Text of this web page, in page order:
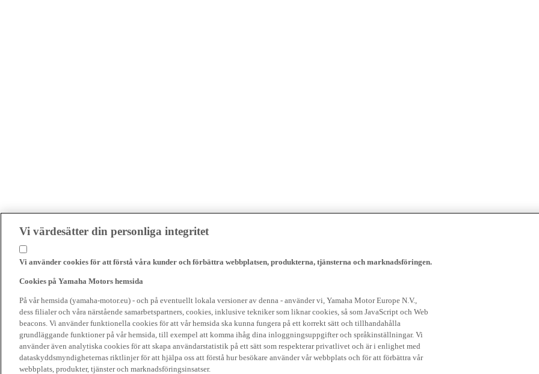
Vi värdesätter din personliga integritet
Vi använder cookies för att förstå våra kunder och förbättra webbplatsen, produkterna, tjänsterna och marknadsföringen.
Cookies på Yamaha Motors hemsida
På vår hemsida (yamaha-motor.eu) - och på eventuellt lokala versioner av denna - använder vi, Yamaha Motor Europe N.V.,
dess filialer och våra närstående samarbetspartners, cookies, inklusive tekniker som liknar cookies, så som JavaScript och Web
beacons. Vi använder funktionella cookies för att vår hemsida ska kunna fungera på ett korrekt sätt och tillhandahålla
grundläggande funktioner på vår hemsida, till exempel att komma ihåg dina inloggningsuppgifter och språkinställningar. Vi
använder även analytiska cookies för att skapa användarstatistik på ett sätt som respekterar privatlivet och är i enlighet med
dataskyddsmyndigheternas riktlinjer för att hjälpa oss att förstå hur besökare använder vår webbplats och för att förbättra vår
webbplats, produkter, tjänster och marknadsföringsinsatser.